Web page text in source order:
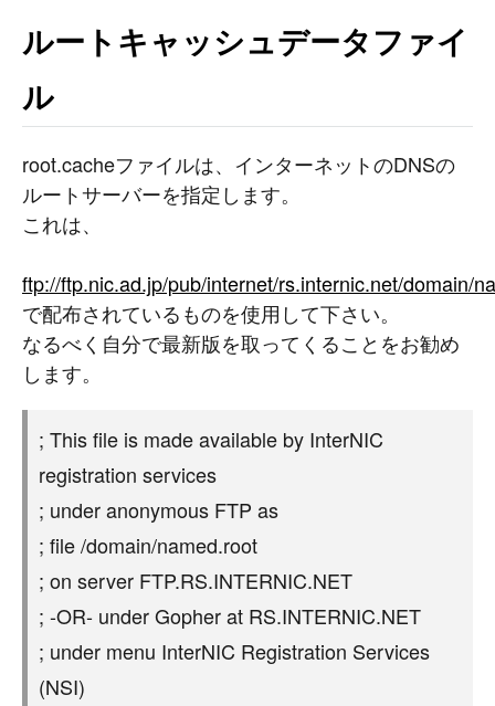
ルートキャッシュデータファイ
ル
root.cacheファイルは、インターネットのDNSの
ルートサーバーを指定します。
これは、
ftp://ftp.nic.ad.jp/pub/internet/rs.internic.net/domain/
で配布されているものを使用して下さい。
なるべく自分で最新版を取ってくることをお勧め
します。
; This file is made available by InterNIC
registration services
; under anonymous FTP as
; file /domain/named.root
; on server FTP.RS.INTERNIC.NET
; -OR- under Gopher at RS.INTERNIC.NET
; under menu InterNIC Registration Services
(NSI)